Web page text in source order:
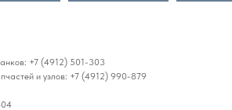
+7 (4912) 501-303
и узлов: +7 (4912) 990-879